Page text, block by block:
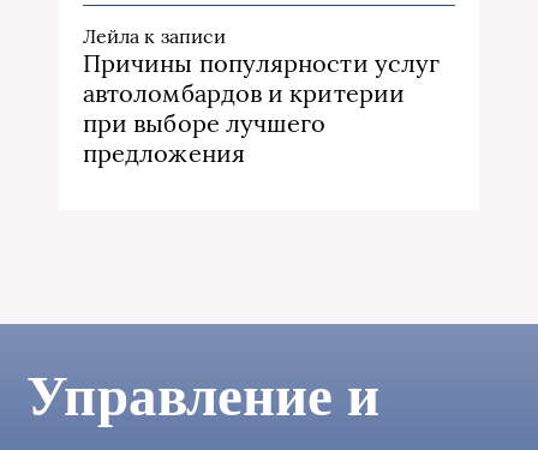
Лейла к записи
Причины популярности услуг
автоломбардов и критерии
при выборе лучшего
предложения
Управление и